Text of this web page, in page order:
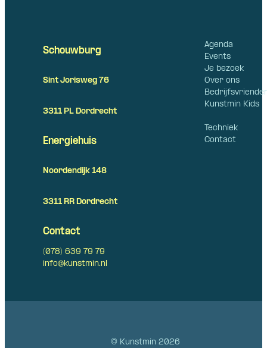
Agenda
Events
Je bezoek
Over ons
Kunstmin Kids
Techniek
Contact
Schouwburg
Sint Jorisweg 76
3311 PL Dordrecht
Energiehuis
Noordendijk 148
3311 RR Dordrecht
Contact
(078) 639 79 79
info@kunstmin.nl
© Kunstmin 2026